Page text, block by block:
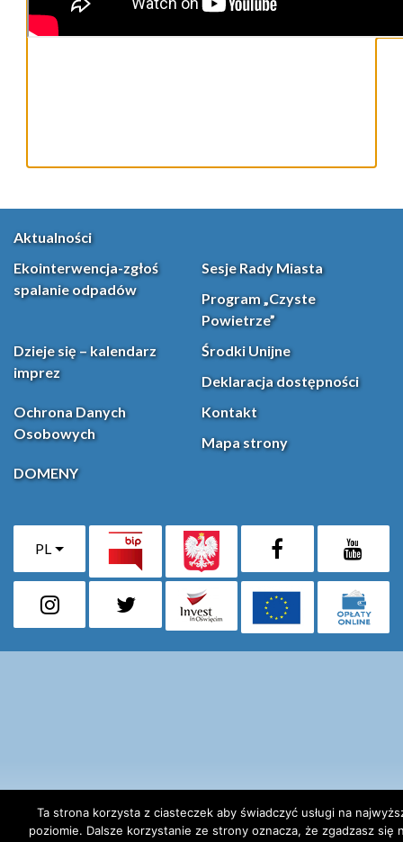
Aktualności
Ekointerwencja-zgłoś
spalanie odpadów
Sesje Rady Miasta
Program „Czyste
Powietrze”
Dzieje się – kalendarz
imprez
Środki Unijne
Deklaracja dostępności
Ochrona Danych
Osobowych
Kontakt
Mapa strony
DOMENY
PL
(otwiera się w nowej karcie)Facebook
InstagramX (Twitter)
Ta strona korzysta z ciasteczek aby świadczyć usługi na
poziomie. Dalsze korzystanie ze strony oznacza, że zgadzasz się